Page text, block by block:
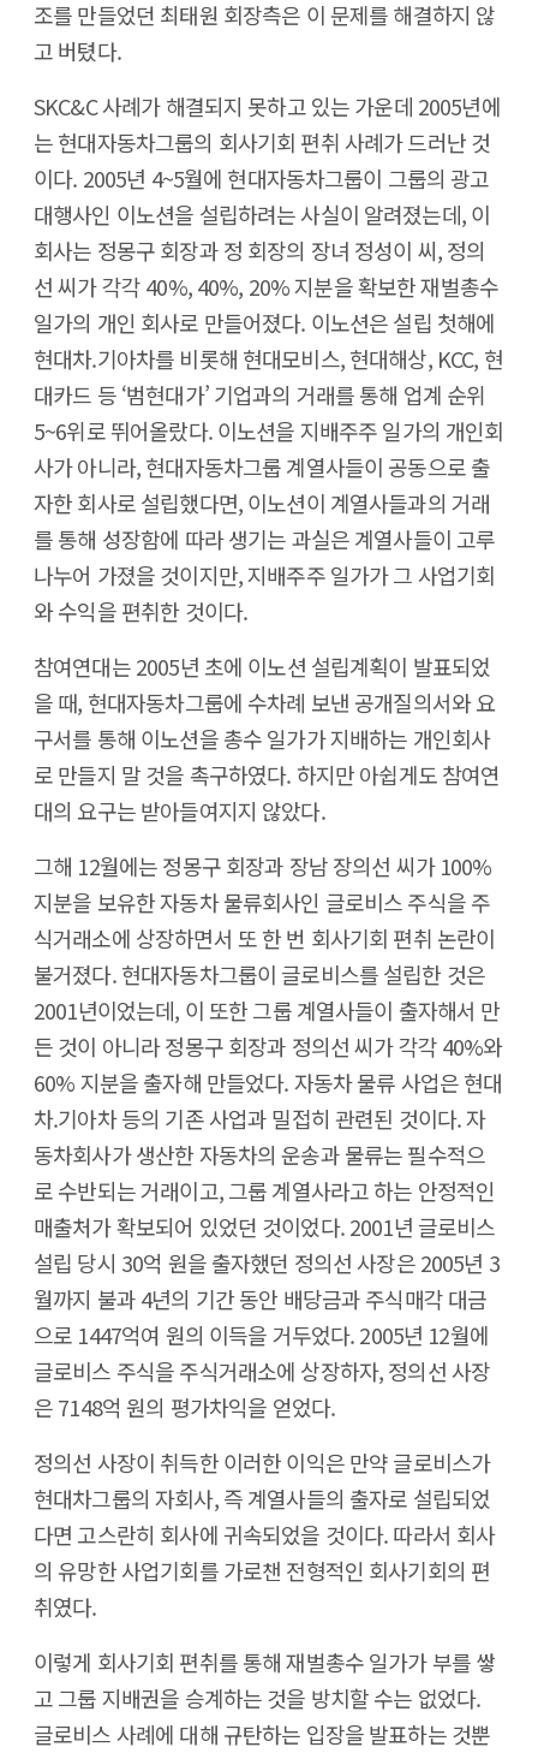
조를 만들었던 최태원 회장측은 이 문제를 해결하지 않
고 버텼다.
SKC&C 사례가 해결되지 못하고 있는 가운데 2005년에
는 현대자동차그룹의 회사기회 편취 사례가 드러난 것
이다. 2005년 4~5월에 현대자동차그룹이 그룹의 광고
대행사인 이노션을 설립하려는 사실이 알려졌는데, 이
회사는 정몽구 회장과 정 회장의 장녀 정성이 씨, 정의
선 씨가 각각 40%, 40%, 20% 지분을 확보한 재벌총수
일가의 개인 회사로 만들어졌다. 이노션은 설립 첫해에
현대차.기아차를 비롯해 현대모비스, 현대해상, KCC, 현
대카드 등 ‘범현대가’ 기업과의 거래를 통해 업계 순위
5~6위로 뛰어올랐다. 이노션을 지배주주 일가의 개인회
사가 아니라, 현대자동차그룹 계열사들이 공동으로 출
자한 회사로 설립했다면, 이노션이 계열사들과의 거래
를 통해 성장함에 따라 생기는 과실은 계열사들이 고루
나누어 가졌을 것이지만, 지배주주 일가가 그 사업기회
와 수익을 편취한 것이다.
참여연대는 2005년 초에 이노션 설립계획이 발표되었
을 때, 현대자동차그룹에 수차례 보낸 공개질의서와 요
구서를 통해 이노션을 총수 일가가 지배하는 개인회사
로 만들지 말 것을 촉구하였다. 하지만 아쉽게도 참여연
대의 요구는 받아들여지지 않았다.
그해 12월에는 정몽구 회장과 장남 장의선 씨가 100%
지분을 보유한 자동차 물류회사인 글로비스 주식을 주
식거래소에 상장하면서 또 한 번 회사기회 편취 논란이
불거졌다. 현대자동차그룹이 글로비스를 설립한 것은
2001년이었는데, 이 또한 그룹 계열사들이 출자해서 만
든 것이 아니라 정몽구 회장과 정의선 씨가 각각 40%와
60% 지분을 출자해 만들었다. 자동차 물류 사업은 현대
차.기아차 등의 기존 사업과 밀접히 관련된 것이다. 자
동차회사가 생산한 자동차의 운송과 물류는 필수적으
로 수반되는 거래이고, 그룹 계열사라고 하는 안정적인
매출처가 확보되어 있었던 것이었다. 2001년 글로비스
설립 당시 30억 원을 출자했던 정의선 사장은 2005년 3
월까지 불과 4년의 기간 동안 배당금과 주식매각 대금
으로 1447억여 원의 이득을 거두었다. 2005년 12월에
글로비스 주식을 주식거래소에 상장하자, 정의선 사장
은 7148억 원의 평가차익을 얻었다.
정의선 사장이 취득한 이러한 이익은 만약 글로비스가
현대차그룹의 자회사, 즉 계열사들의 출자로 설립되었
다면 고스란히 회사에 귀속되었을 것이다. 따라서 회사
의 유망한 사업기회를 가로챈 전형적인 회사기회의 편
취였다.
이렇게 회사기회 편취를 통해 재벌총수 일가가 부를 쌓
고 그룹 지배권을 승계하는 것을 방치할 수는 없었다.
글로비스 사례에 대해 규탄하는 입장을 발표하는 것뿐